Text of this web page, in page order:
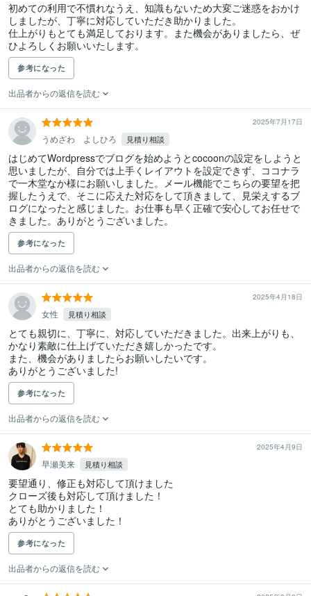
初めての利用で不慣れなうえ、知識もないため大変ご迷惑をおかけ
しましたが、丁寧に対応していただき助かりました。
仕上がりもとても満足しております。また機会がありましたら、ぜ
ひよろしくお願いいたします。
参考になった
出品者からの返信を読む
2025年7月17日
うめざわ よしひろ 見積り相談
はじめてWordpressでブログを始めようとcocoonの設定をしようと
思いましたが、自分では上手くレイアウトを設定できず、ココナラ
で一木堂なか様にお願いしました。メール機能でこちらの要望を把
握したうえで、そこに応えた対応をして頂きまして、見栄えするブ
ログになったと感じました。お仕事も早く正確で安心してお任せで
きました。ありがとうございました。
参考になった
出品者からの返信を読む
2025年4月18日
女性 見積り相談
とても親切に、丁寧に、対応していただきました。出来上がりも、
かなり素敵に仕上げていただき嬉しかったです。
また、機会がありましたらお願いしたいです。
ありがとうございました!
参考になった
出品者からの返信を読む
2025年4月9日
早瀬美来 見積り相談
要望通り、修正も対応して頂けました
クローズ後も対応して頂けました！
とても助かりました！
ありがとうございました！
参考になった
出品者からの返信を読む